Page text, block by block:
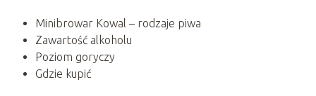
Minibrowar Kowal – rodzaje piwa
Zawartość alkoholu
Poziom goryczy
Gdzie kupić